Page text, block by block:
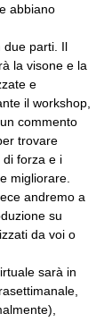
abbiano
due parti. Il
la visone e la
e
il workshop,
commento
trovare
di forza e i
migliorare.
andremo a
su
da voi o
sarà in